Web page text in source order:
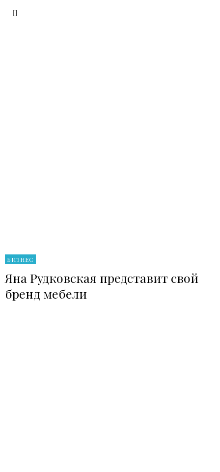
БИЗНЕС
Яна Рудковская представит свой
бренд мебели